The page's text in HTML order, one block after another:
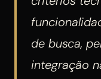
de busca,
integração